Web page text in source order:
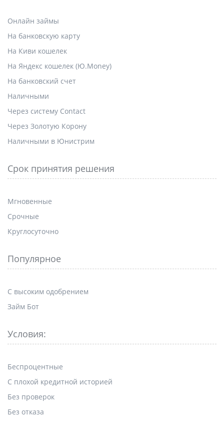
Онлайн займы
На банковскую карту
На Киви кошелек
На Яндекс кошелек (Ю.Money)
На банковский счет
Наличными
Через систему Contact
Через Золотую Корону
Наличными в Юнистрим
Срок принятия решения
Мгновенные
Срочные
Круглосуточно
Популярное
С высоким одобрением
Займ Бот
Условия:
Беспроцентные
С плохой кредитной историей
Без проверок
Без отказа